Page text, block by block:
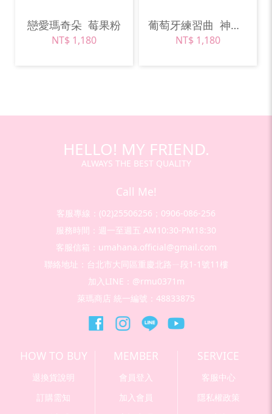
戀愛瑪奇朵 莓果粉
NT$ 1,180
葡萄牙練習曲 神秘紫
NT$ 1,180
HELLO! MY FRIEND.
ALWAYS THE BEST QUALITY
Call Me!
客服專線：(02)25506256；0906-086-256
服務時間：週一至週五 AM10:30-PM18:30
客服信箱：umahana.official@gmail.com
聯絡地址：台北市大同區重慶北路ㄧ段1-1號11樓
加入LINE：@rmu0371m
萊瑪商店 統一編號：48833875
HOW TO BUY
退換貨說明
訂購需知
MEMBER
會員登入
加入會員
SERVICE
客服中心
隱私權政策